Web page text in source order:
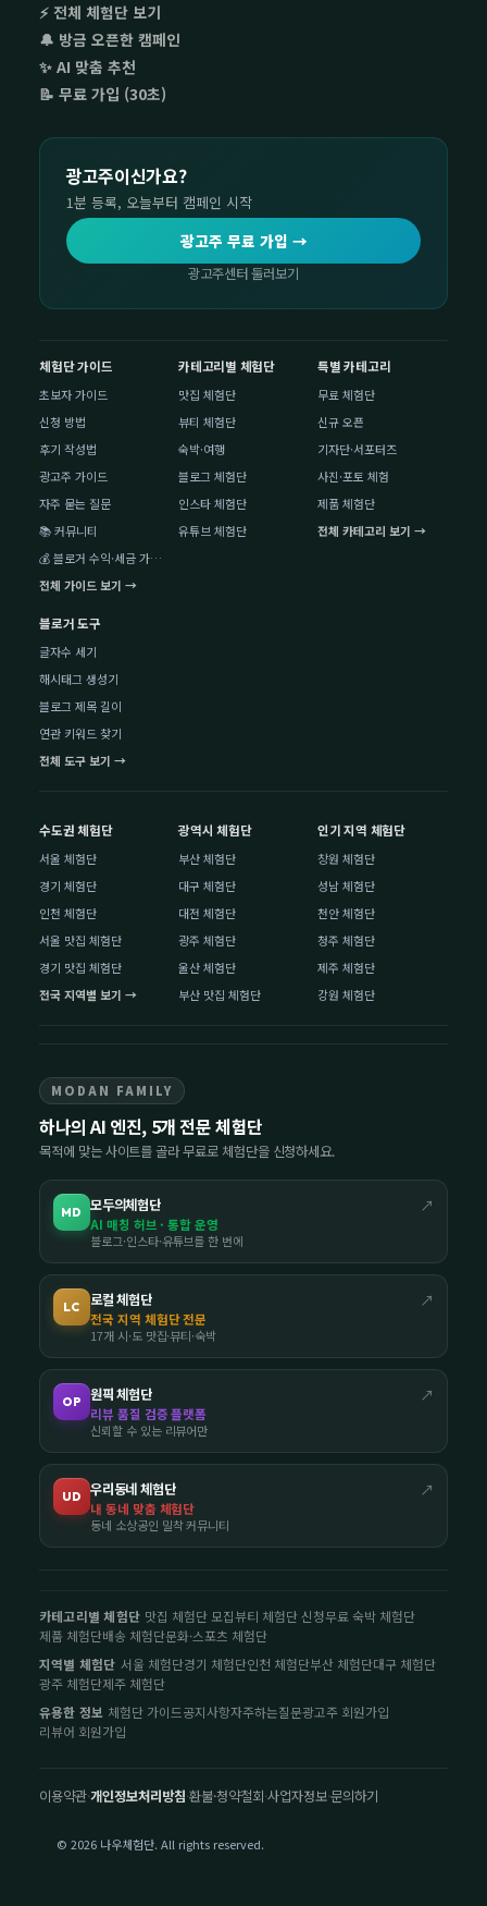
⚡ 전체 체험단 보기
🔔 방금 오픈한 캠페인
✨ AI 맞춤 추천
📝 무료 가입 (30초)
광고주이신가요?
1분 등록, 오늘부터 캠페인 시작
광고주 무료 가입 →
광고주센터 둘러보기
체험단 가이드
초보자 가이드
신청 방법
후기 작성법
광고주 가이드
자주 묻는 질문
📚 커뮤니티
💰 블로거 수익·세금 가이드
전체 가이드 보기 →
카테고리별 체험단
맛집 체험단
뷰티 체험단
숙박·여행
블로그 체험단
인스타 체험단
유튜브 체험단
특별 카테고리
무료 체험단
신규 오픈
기자단·서포터즈
사진·포토 체험
제품 체험단
전체 카테고리 보기 →
블로거 도구
글자수 세기
해시태그 생성기
블로그 제목 길이
연관 키워드 찾기
전체 도구 보기 →
수도권 체험단
서울 체험단
경기 체험단
인천 체험단
서울 맛집 체험단
경기 맛집 체험단
전국 지역별 보기 →
광역시 체험단
부산 체험단
대구 체험단
대전 체험단
광주 체험단
울산 체험단
부산 맛집 체험단
인기 지역 체험단
창원 체험단
성남 체험단
천안 체험단
청주 체험단
제주 체험단
강원 체험단
MODAN FAMILY
하나의 AI 엔진, 5개 전문 체험단
목적에 맞는 사이트를 골라 무료로 체험단을 신청하세요.
MD 모두의체험단 ↗
AI 매칭 허브 · 통합 운영
블로그·인스타·유튜브를 한 번에
LC 로컬 체험단 ↗
전국 지역 체험단 전문
17개 시·도 맛집·뷰티·숙박
OP 원픽 체험단 ↗
리뷰 품질 검증 플랫폼
신뢰할 수 있는 리뷰어만
UD 우리동네 체험단 ↗
내 동네 맞춤 체험단
동네 소상공인 밀착 커뮤니티
카테고리별 체험단 맛집 체험단 모집뷰티 체험단 신청무료 숙박 체험단
제품 체험단배송 체험단문화·스포츠 체험단
지역별 체험단 서울 체험단경기 체험단인천 체험단부산 체험단대구 체험단
광주 체험단제주 체험단
유용한 정보 체험단 가이드공지사항자주하는질문광고주 회원가입
리뷰어 회원가입
이용약관·개인정보처리방침·환불·청약철회·사업자정보·문의하기
© 2026 나우체험단. All rights reserved.